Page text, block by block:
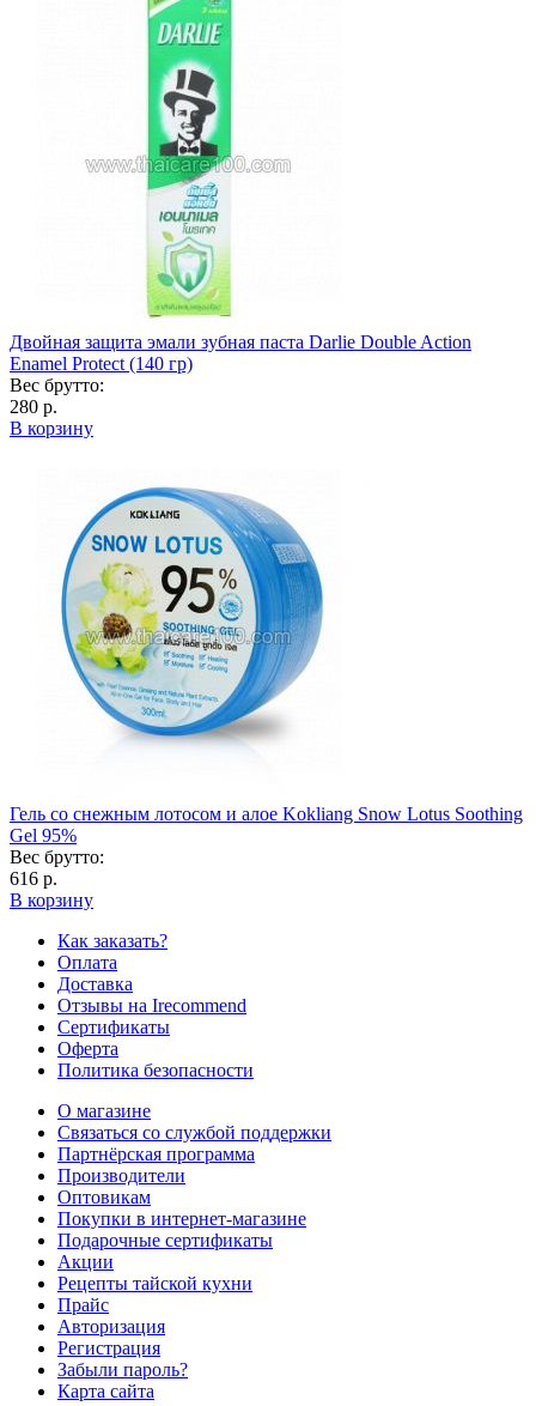
Двойная защита эмали зубная паста Darlie Double Action
Enamel Protect (140 гр)
Вес брутто:
280 р.
В корзину
Гель со снежным лотосом и алое Kokliang Snow Lotus Soothing
Gel 95%
Вес брутто:
616 р.
В корзину
Как заказать?
Оплата
Доставка
Отзывы на Irecommend
Сертификаты
Оферта
Политика безопасности
О магазине
Связаться со службой поддержки
Партнёрская программа
Производители
Оптовикам
Покупки в интернет-магазине
Подарочные сертификаты
Акции
Рецепты тайской кухни
Прайс
Авторизация
Регистрация
Забыли пароль?
Карта сайта